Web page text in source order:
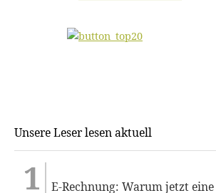
Unsere Leser lesen aktuell
E-Rechnung: Warum jetzt eine